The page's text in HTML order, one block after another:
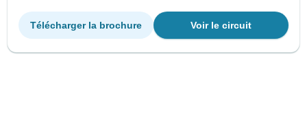
Voir le circuit
Télécharger la brochure